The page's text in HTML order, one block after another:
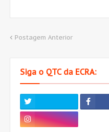
Postagem Anterior
Siga o QTC da ECRA: